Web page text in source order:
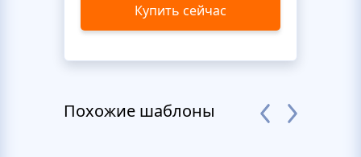
Купить сейчас
Похожие шаблоны